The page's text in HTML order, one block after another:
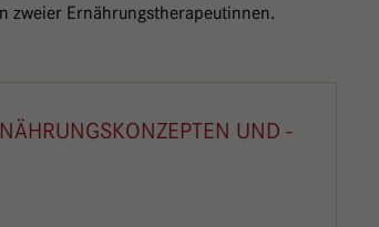
zweier Ernährungstherapeutinnen.
UND -